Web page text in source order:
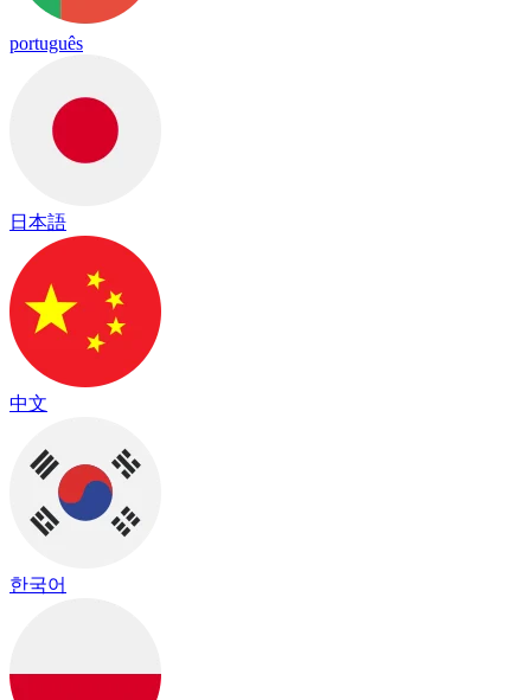
português
日本語
中文
한국어